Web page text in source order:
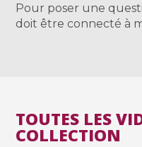
Pour poser une
doit être connecté à
TOUTES LES
COLLECTION